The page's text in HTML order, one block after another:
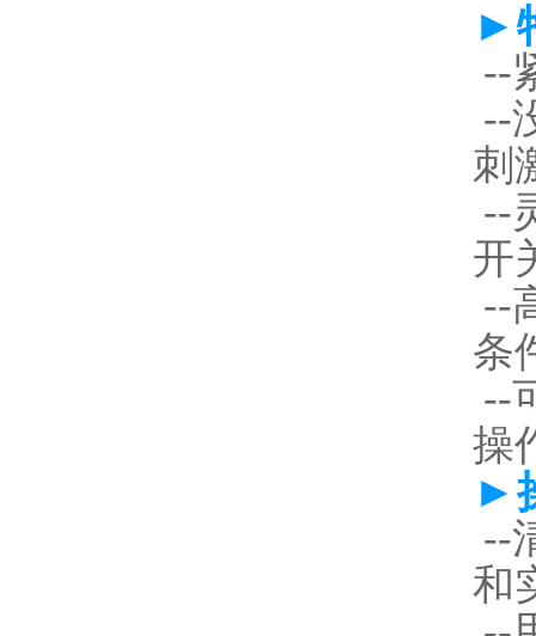
►
--
--
刺
--
开
--
条
--
操
►
--
和